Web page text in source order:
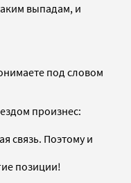
выпадам, и
под словом
произнес:
связь. Поэтому и
позиции!